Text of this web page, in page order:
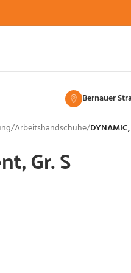
Bernauer
/Arbeitshandschuhe/
Gr. S